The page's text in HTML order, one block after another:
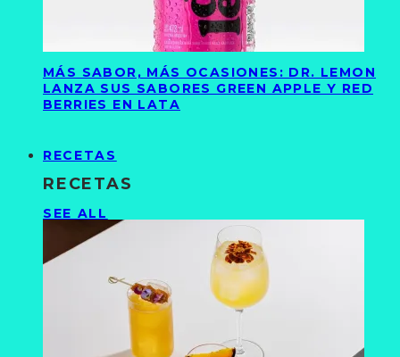
MÁS SABOR, MÁS OCASIONES: DR. LEMON
LANZA SUS SABORES GREEN APPLE Y RED
BERRIES EN LATA
RECETAS
RECETAS
SEE ALL